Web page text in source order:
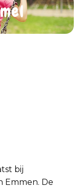
bij
Emmen. De